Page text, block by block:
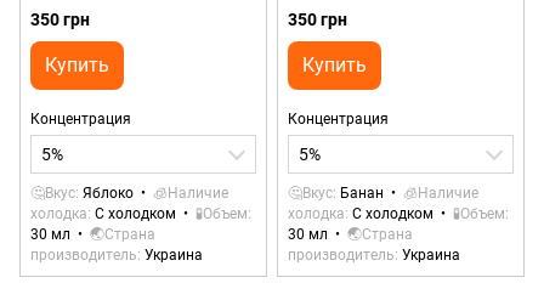
самозамеса
350 грн
Купить
Концентрация
5%
🤔Вкус Яблоко
🧊Наличие
холодка С холодком
🧪Объем
30 мл
🌏Страна
производитель Украина
350 грн
Купить
Концентрация
5%
🤔Вкус Банан
🧊Наличие
холодка С холодком
🧪Объем
30 мл
🌏Страна
производитель Украина